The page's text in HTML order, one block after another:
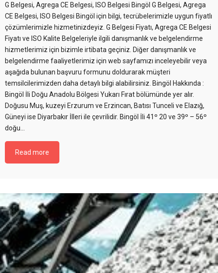
G Belgesi, Agrega CE Belgesi, ISO Belgesi Bingöl G Belgesi, Agrega
CE Belgesi, ISO Belgesi Bingöl için bilgi, tecrübelerimizle uygun fiyatlı
çözümlerimizle hizmetinizdeyiz. G Belgesi Fiyatı, Agrega CE Belgesi
Fiyatı ve ISO Kalite Belgeleriyle ilgili danışmanlık ve belgelendirme
hizmetlerimiz için bizimle irtibata geçiniz. Diğer danışmanlık ve
belgelendirme faaliyetlerimiz için web sayfamızı inceleyebilir veya
aşağıda bulunan başvuru formunu doldurarak müşteri
temsilcilerimizden daha detaylı bilgi alabilirsiniz. Bingöl Hakkında :
Bingöl İli Doğu Anadolu Bölgesi Yukarı Fırat bölümünde yer alır.
Doğusu Muş, kuzeyi Erzurum ve Erzincan, Batısı Tunceli ve Elazığ,
Güneyi ise Diyarbakır İlleri ile çevrilidir. Bingöl İli 41º 20 ve 39º – 56º
doğu…
Read more